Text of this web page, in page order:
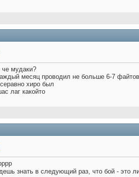
че мудаки?
месяц проводил не больше 6-7
хиро был
лаг какойто
знать в следующий раз, что бой - это